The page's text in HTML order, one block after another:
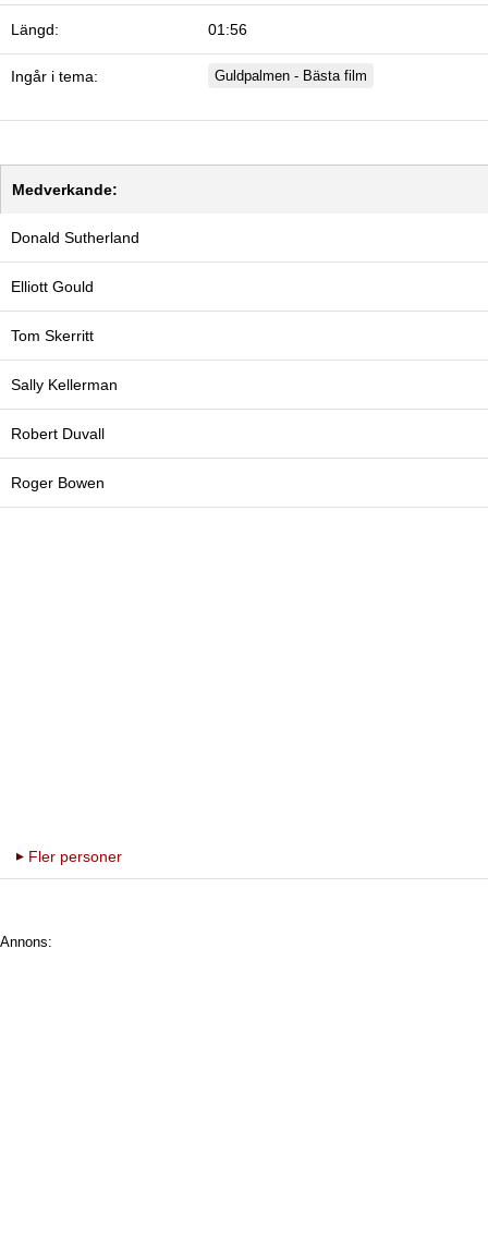
Längd: 01:56
Ingår i tema: Guldpalmen - Bästa film
Medverkande:
Donald Sutherland
Elliott Gould
Tom Skerritt
Sally Kellerman
Robert Duvall
Roger Bowen
Fler personer
Annons: